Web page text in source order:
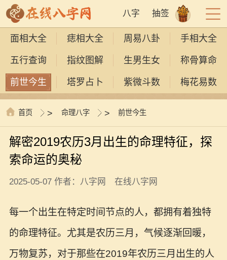
八字 抽签
面相大全 痣相大全 周易八卦 手相大全
五行查询 指纹图解 生男生女 称骨算命
前世今生 塔罗占卜 紫微斗数 梅花易数
首页 > 命理八字 > 前世今生
解密2019农历3月出生的命理特征，探
索命运的奥秘
2025-05-07 作者：八字网 在线八字网
每一个出生在特定时间节点的人，都拥有着独特
的命理特征。尤其是农历三月，气候逐渐回暖，
万物复苏，对于那些在2019年农历三月出生的人